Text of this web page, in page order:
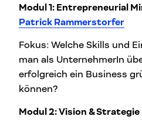
Modul 1: Entrepreneurial
Patrick Rammerstorfer
Fokus: Welche Skills und
man als UnternehmerIn
erfolgreich ein Business
können?
Modul 2: Vision &